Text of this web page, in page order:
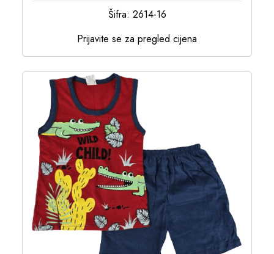
Šifra: 2614-16
Prijavite se za pregled cijena